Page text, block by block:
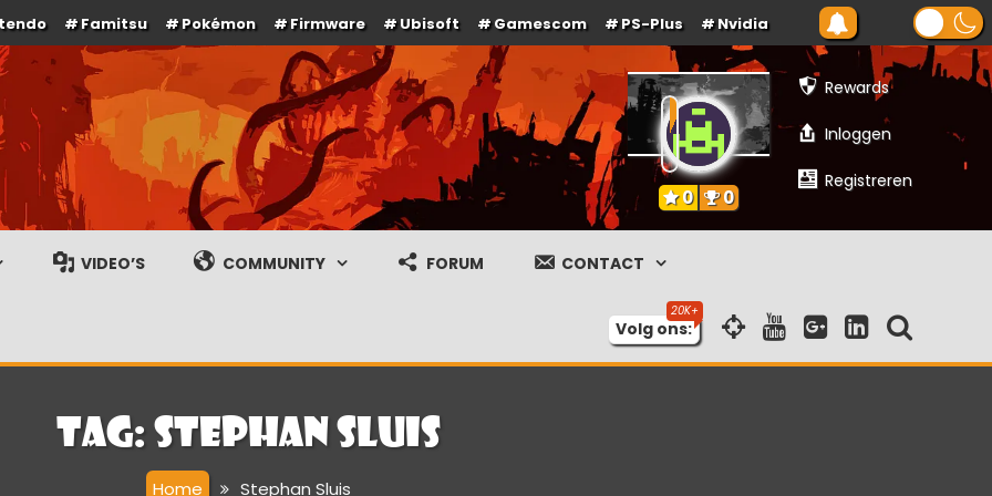
Famitsu Pokémon Firmware Ubisoft Gamescom PS-Plus Nvidia
gameplay streams
Rewards
Inloggen
Registreren
0 0
VIDEO’S COMMUNITY FORUM CONTACT
Volg ons:
Tag: Stephan Sluis
Home Stephan Sluis